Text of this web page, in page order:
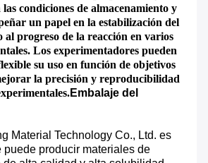
condiciones de almacenamiento y
un papel en la estabilización del
al progreso de la reacción en varios
Los experimentadores pueden
su uso en función de objetivos
la precisión y reproducibilidad
Embalaje del
Material Technology Co., Ltd. es
puede producir materiales de